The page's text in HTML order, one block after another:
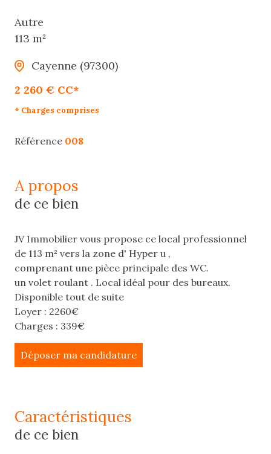
Autre
113 m²
Cayenne (97300)
2 260 € CC*
* Charges comprises
Référence 008
a propos
de ce bien
JV Immobilier vous propose ce local professionnel
de 113 m² vers la zone d' Hyper u ,
comprenant une pièce principale des WC.
un volet roulant . Local idéal pour des bureaux.
Disponible tout de suite
Loyer : 2260€
Charges : 339€
Déposer ma candidature
caractéristiques
de ce bien